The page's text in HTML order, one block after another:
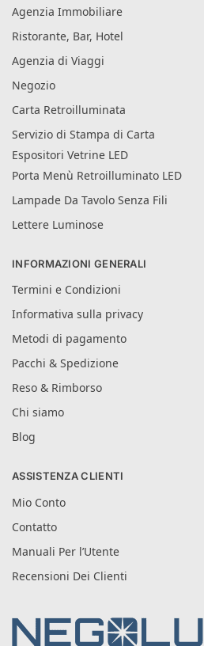
Agenzia Immobiliare
Ristorante, Bar, Hotel
Agenzia di Viaggi
Negozio
Carta Retroilluminata
Servizio di Stampa di Carta
Espositori Vetrine LED
Porta Menù Retroilluminato LED
Lampade Da Tavolo Senza Fili
Lettere Luminose
INFORMAZIONI GENERALI
Termini e Condizioni
Informativa sulla privacy
Metodi di pagamento
Pacchi & Spedizione
Reso & Rimborso
Chi siamo
Blog
ASSISTENZA CLIENTI
Mio Conto
Contatto
Manuali Per l’Utente
Recensioni Dei Clienti